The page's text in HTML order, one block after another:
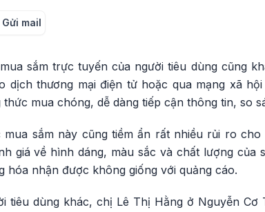
Gửi mail
sắm trực tuyến của người tiêu dùng cũng
dịch thương mại điện tử hoặc qua mạng xã
mua chóng, dễ dàng tiếp cận thông tin, so
sắm này cũng tiềm ẩn rất nhiều rủi ro
giá về hình dáng, màu sắc và chất lượng của
hóa nhận được không giống với quảng cáo.
tiêu dùng khác, chị Lê Thị Hằng ở Nguyễn